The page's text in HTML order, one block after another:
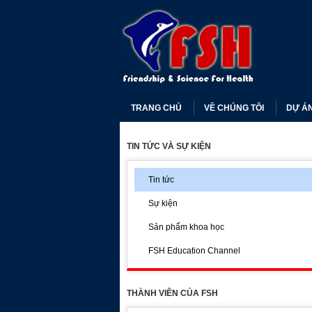
TRANG CHỦ VỀ CHÚNG TÔI DỰ
TIN TỨC VÀ SỰ KIỆN
Tin tức
Sự kiện
Sản phẩm khoa học
FSH Education Channel
THÀNH VIÊN CỦA FSH